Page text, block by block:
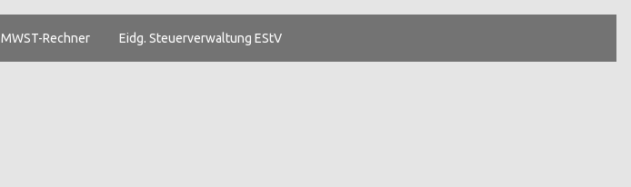
MWST-Rechner Eidg. Steuerverwaltung EStV